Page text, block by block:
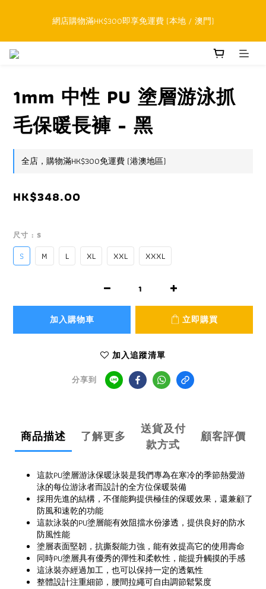
網店購物滿HK$300即享免運費 (本地 / 澳門)
累積購物滿HK$800升級為網上VIP，下一訂單開始永久可享正價貨
順豐香港SFHK APP取件通知功能將取代SMS短訊
1mm 中性 PU 塗層游泳抓
毛保暖長褲 - 黑
全店，購物滿HK$300免運費 (港澳地區)
HK$348.00
尺寸 : S
S M L XL XXL XXXL
加入購物車 立即購買
加入追蹤清單
分享到
商品描述 了解更多
送貨及付
款方式
顧客評價
這款PU塗層游泳保暖泳裝是我們專為在寒冷的季節熱愛游
泳的每位游泳者而設計的全方位保暖裝備
採用先進的結構，不僅能夠提供極佳的保暖效果，還兼顧了
防風和速乾的功能
這款泳裝的PU塗層能有效阻擋水份滲透，提供良好的防水
防風性能
塗層表面堅韌，抗撕裂能力強，能有效提高它的使用壽命
同時PU塗層具有優秀的彈性和柔軟性，能提升觸摸的手感
這泳裝亦經過加工，也可以保持一定的透氣性
整體設計注重細節，腰間拉繩可自由調節鬆緊度